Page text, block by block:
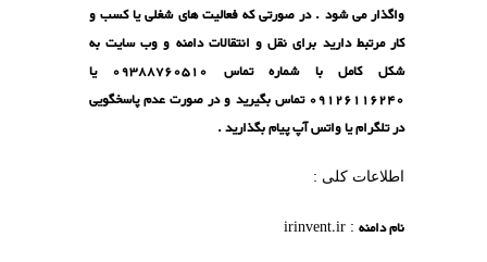
واگذار می شود . در صورتی که فعالیت های شغلی یا کسب و
کار مرتبط دارید برای نقل و انتقالات دامنه و وب سایت به
شکل کامل با شماره تماس 09388760510 یا
09126116240 تماس بگیرید و در صورت عدم پاسخگویی
در تلگرام یا واتس آپ پیام بگذارید .
اطلاعات کلی :
نام دامنه :
irinvent.ir